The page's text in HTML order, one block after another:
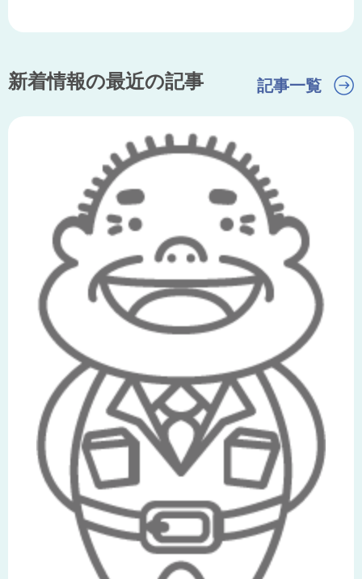
新着情報の最近の記事 記事一覧